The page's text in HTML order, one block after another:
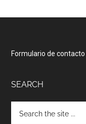
Me apasiona la
Footer
Formulario de contacto
SEARCH
the